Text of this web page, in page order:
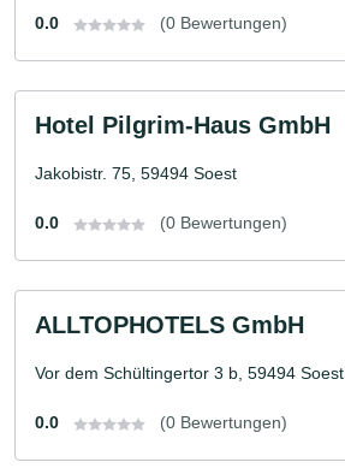
0.0 (0 Bewertungen)
Hotel Pilgrim-Haus GmbH
Jakobistr. 75, 59494 Soest
0.0 (0 Bewertungen)
ALLTOPHOTELS GmbH
Vor dem Schültingertor 3 b, 59494 Soest
0.0 (0 Bewertungen)